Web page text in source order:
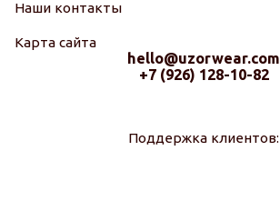
Наши контакты
Карта сайта
hello@uzorwear.com
+7 (926) 128-10-82
Поддержка клиентов: